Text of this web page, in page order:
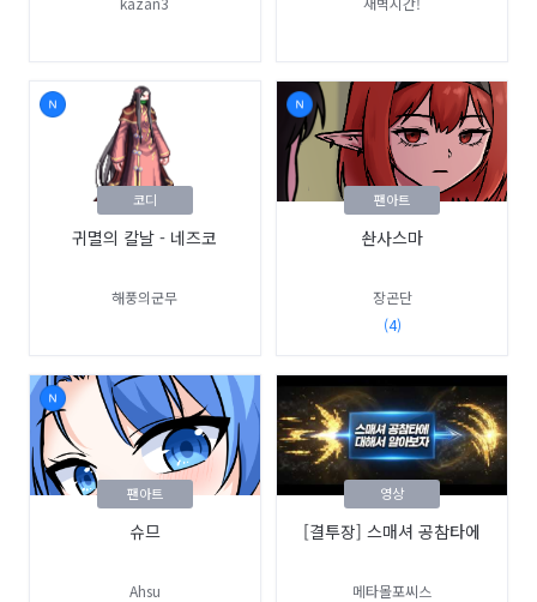
귀멸의 칼날 - 네즈코
해풍의군무
코디
솬사스마
장곤단
(4)
팬아트
슈므
Ahsu
팬아트
[결투장] 스매셔 공참타에
메타몰포씨스
영상